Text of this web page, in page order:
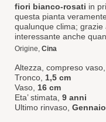
fiori bianco-rosati in
questa pianta
qualunque clima;
interessante anche
Origine, Cina
Altezza, compreso vaso,
Tronco, 1,5 cm
Vaso, 16 cm
Eta’ stimata, 9 anni
Ultimo rinvaso,